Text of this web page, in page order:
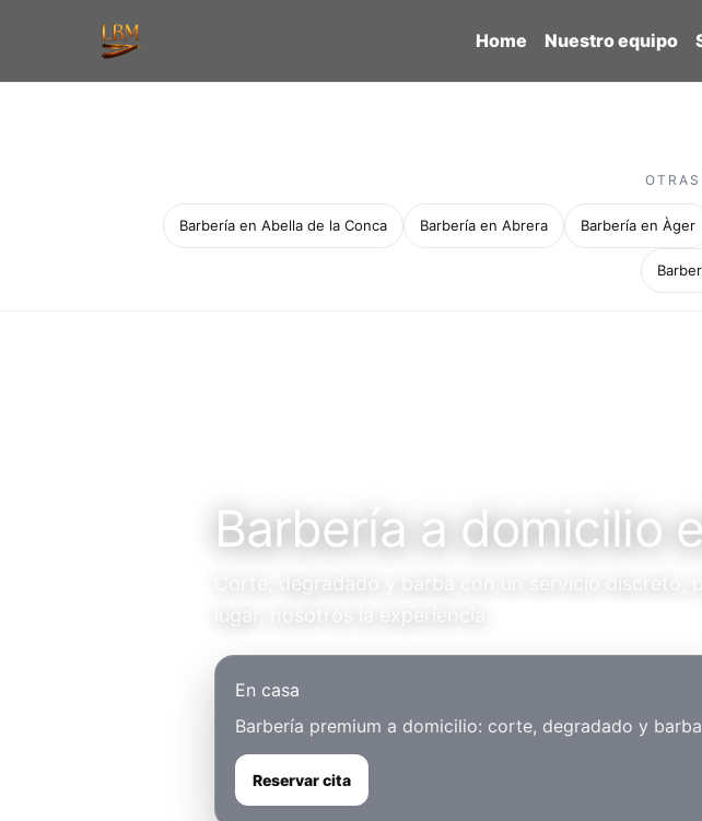
Home Nuestro equipo
Barbería en Abella de la Conca Barbería en Abrera Barbería en Àger
Barbería a domicilio
Corte, degradado y barba con un servicio discreto,
En casa
Barbería premium a domicilio: corte, degradado y
Reservar cita